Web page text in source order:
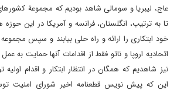
عاج، لیبریا و سومالی شاهد بودیم که مجموعة
تا به ترتیب، انگلستان، فرانسه و آمریکا در این
خود ابتکاری را ارائه و راه حلی بیابند و سپس
اتحادیه اروپا و ناتو فقط از اقدامات آنها حمایت به
نیز شاهدیم که همگان در انتظار ابتکار و اقدام
این که پیش نویس قطعنامه اخیر شورای امنیت